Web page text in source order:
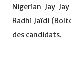
Nigerian Jay
Radhi Jaïdi
des candidats.